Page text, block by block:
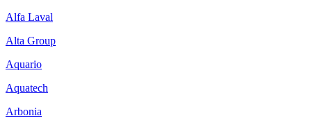
Alfa Laval
Alta Group
Aquario
Aquatech
Arbonia